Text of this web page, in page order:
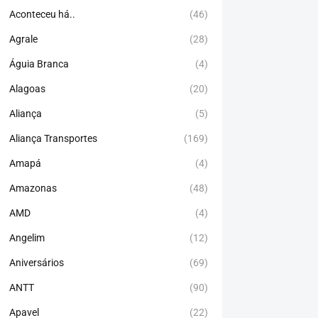
Aconteceu há.. (46)
Agrale (28)
Águia Branca (4)
Alagoas (20)
Aliança (5)
Aliança Transportes (169)
Amapá (4)
Amazonas (48)
AMD (4)
Angelim (12)
Aniversários (69)
ANTT (90)
Apavel (22)